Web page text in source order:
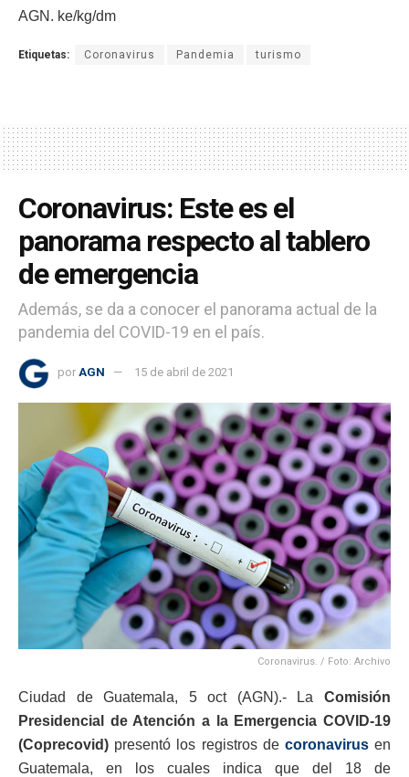
AGN. ke/kg/dm
Etiquetas: Coronavirus Pandemia turismo
Coronavirus: Este es el
panorama respecto al tablero
de emergencia
Además, se da a conocer el panorama actual de la
pandemia del COVID-19 en el país.
por AGN 15 de abril de 2021
Coronavirus. / Foto: Archivo
Ciudad de Guatemala, 5 oct (AGN).- La Comisión
Presidencial de Atención a la Emergencia COVID-19
(Coprecovid) presentó los registros de coronavirusen
Guatemala, en los cuales indica que del 18 de